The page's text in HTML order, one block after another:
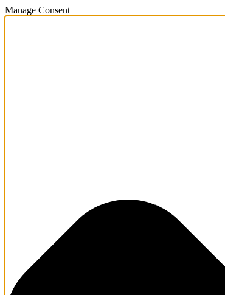
Manage Consent